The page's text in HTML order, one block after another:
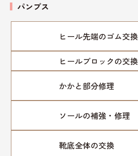
パンプス
ヒール先端のゴム交換
ヒールブロックの交換
かかと部分修理
ソールの補強・修理
靴底全体の交換